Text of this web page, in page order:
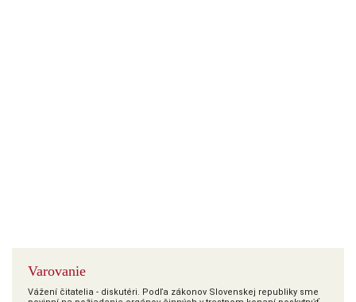
Varovanie
Vážení čitatelia - diskutéri. Podľa zákonov Slovenskej republiky sme